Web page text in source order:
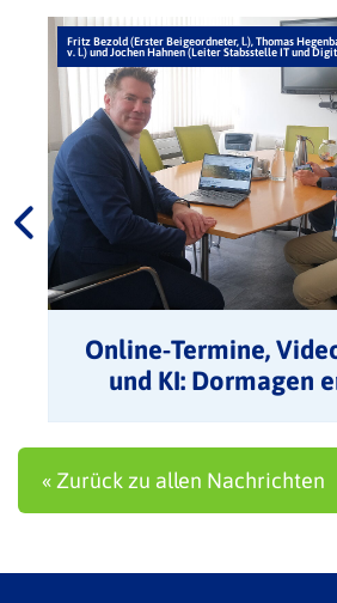
Fritz Bezold (Erster Beigeordneter, l.), Thomas
v. l.) und Jochen Hahnen (Leiter Stabsstelle IT und
Online-Termine,
und KI: Dormagen
und Bürger
« Zurück zu allen Nachrichten